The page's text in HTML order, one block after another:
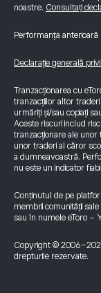
noastre. Consultați
Performanța anterioară
Declarație generală
Tranzacționarea cu
tranzacțiilor altor traderi
urmăriți și/sau copiați
Aceste riscuri includ
tranzacționare ale unor
unor traderi al căror
a dumneavoastră.
nu este un indicator
Conținutul de pe
membrii comunității
sau în numele eToro -
Copyright © 2006-
drepturile rezervate.